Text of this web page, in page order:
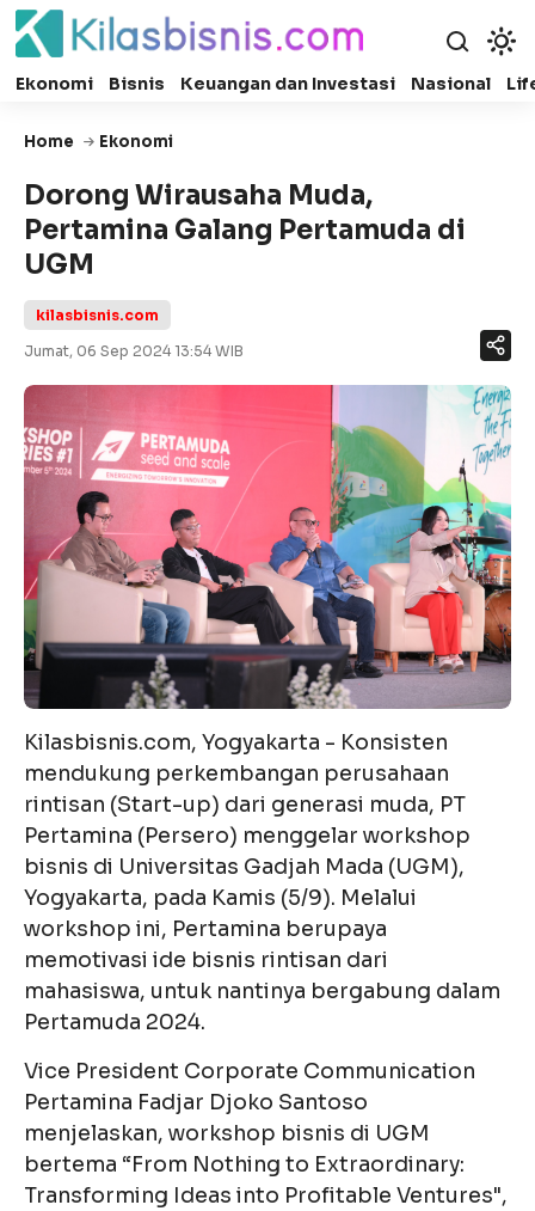
Ekonomi Bisnis Keuangan dan Investasi Nasional
Home Ekonomi
Dorong Wirausaha Muda,
Pertamina Galang Pertamuda di
UGM
kilasbisnis.com
Jumat, 06 Sep 2024 13:54 WIB
Kilasbisnis.com, Yogyakarta - Konsisten
mendukung perkembangan perusahaan
rintisan (Start-up) dari generasi muda, PT
Pertamina (Persero) menggelar workshop
bisnis di Universitas Gadjah Mada (UGM),
Yogyakarta, pada Kamis (5/9). Melalui
workshop ini, Pertamina berupaya
memotivasi ide bisnis rintisan dari
mahasiswa, untuk nantinya bergabung dalam
Pertamuda 2024.
Vice President Corporate Communication
Pertamina Fadjar Djoko Santoso
menjelaskan, workshop bisnis di UGM
bertema “From Nothing to Extraordinary:
Transforming Ideas into Profitable Ventures",